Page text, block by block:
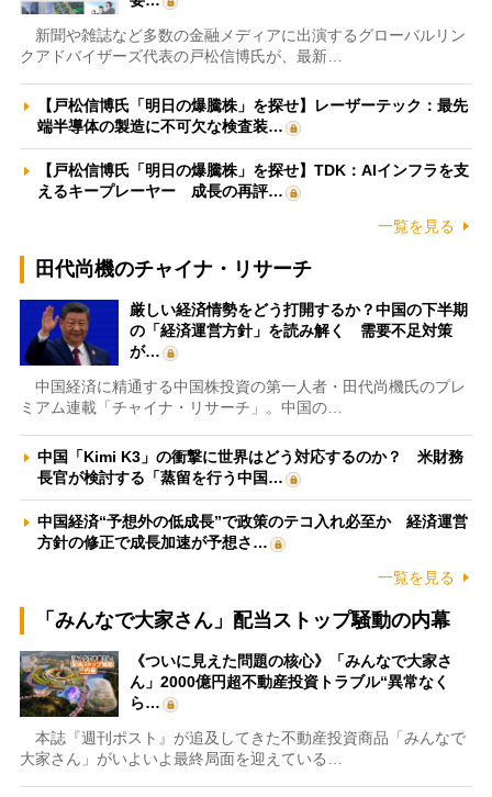
新聞や雑誌など多数の金融メディアに出演するグローバルリン
クアドバイザーズ代表の戸松信博氏が、最新…
【戸松信博氏「明日の爆騰株」を探せ】レーザーテック：最先
端半導体の製造に不可欠な検査装…
【戸松信博氏「明日の爆騰株」を探せ】TDK：AIインフラを支
えるキープレーヤー 成長の再評…
一覧を見る
田代尚機のチャイナ・リサーチ
厳しい経済情勢をどう打開するか？中国の下半期
の「経済運営方針」を読み解く 需要不足対策
が…
中国経済に精通する中国株投資の第一人者・田代尚機氏のプレ
ミアム連載「チャイナ・リサーチ」。中国の…
中国「Kimi K3」の衝撃に世界はどう対応するのか？ 米財務
長官が検討する「蒸留を行う中国…
中国経済“予想外の低成長”で政策のテコ入れ必至か 経済運営
方針の修正で成長加速が予想さ…
一覧を見る
「みんなで大家さん」配当ストップ騒動の内幕
《ついに見えた問題の核心》「みんなで大家さ
ん」2000億円超不動産投資トラブル“異常なく
ら…
本誌『週刊ポスト』が追及してきた不動産投資商品「みんなで
大家さん」がいよいよ最終局面を迎えている…